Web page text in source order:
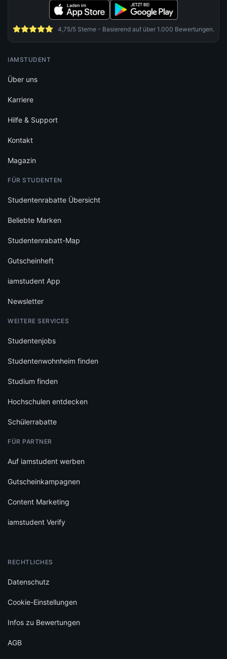
4,75/5 Sterne - Basierend auf über 1.000 Bewertungen.
IAMSTUDENT
Über uns
Karriere
Hilfe & Support
Kontakt
Magazin
FÜR STUDENTEN
Studentenrabatte Übersicht
Beliebte Marken
Studentenrabatt-Map
Gutscheinheft
iamstudent App
Newsletter
WEITERE SERVICES
Studentenjobs
Studentenwohnheim finden
Studium finden
Hochschulen entdecken
Schülerrabatte
FÜR PARTNER
Auf iamstudent werben
Gutscheinkampagnen
Content Marketing
iamstudent Verify
RECHTLICHES
Datenschutz
Cookie-Einstellungen
Infos zu Bewertungen
AGB